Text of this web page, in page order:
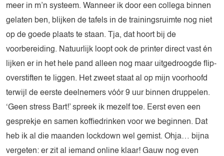
meer in m’n systeem. Wanneer ik door een collega binnen
gelaten ben, blijken de tafels in de trainingsruimte nog niet
op de goede plaats te staan. Tja, dat hoort bij de
voorbereiding. Natuurlijk loopt ook de printer direct vast én
lijken er in het hele pand alleen nog maar uitgedroogde flip-
overstiften te liggen. Het zweet staat al op mijn voorhoofd
terwijl de eerste deelnemers vóór 9 uur binnen druppelen.
‘Geen stress Bart!’ spreek ik mezelf toe. Eerst even een
gesprekje en samen koffiedrinken voor we beginnen. Dat
heb ik al die maanden lockdown wel gemist. Ohja… bijna
vergeten: er zit al iemand online klaar! Gauw nog even